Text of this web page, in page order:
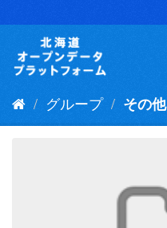
キ
グループ その他